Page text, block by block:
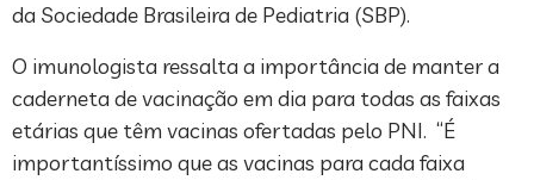
da Sociedade Brasileira de Pediatria (SBP).
O imunologista ressalta a importância de manter a
caderneta de vacinação em dia para todas as faixas
etárias que têm vacinas ofertadas pelo PNI. “É
importantíssimo que as vacinas para cada faixa